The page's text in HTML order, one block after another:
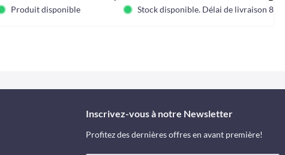
Produit disponible Stock disponible. Délai de livraison 8-
Inscrivez-vous à notre Newsletter
Profitez des dernières offres en avant première!